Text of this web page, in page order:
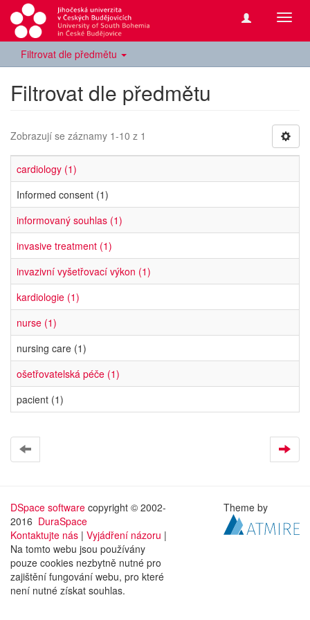
Filtrovat dle předmětu
Filtrovat dle předmětu
Zobrazují se záznamy 1-10 z 1
cardiology (1)
Informed consent (1)
informovaný souhlas (1)
invasive treatment (1)
invazivní vyšetřovací výkon (1)
kardiologie (1)
nurse (1)
nursing care (1)
ošetřovatelská péče (1)
pacient (1)
DSpace software copyright © 2002-
2016 DuraSpace
Kontaktujte nás | Vyjádření názoru |
Na tomto webu jsou používány
pouze cookies nezbytně nutné pro
zajištění fungování webu, pro které
není nutné získat souhlas.
Theme by